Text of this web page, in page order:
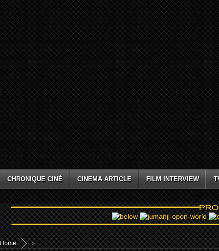
CHRONIQUE CINÉ CINEMA ARTICLE FILM INTERVIEW
Home »